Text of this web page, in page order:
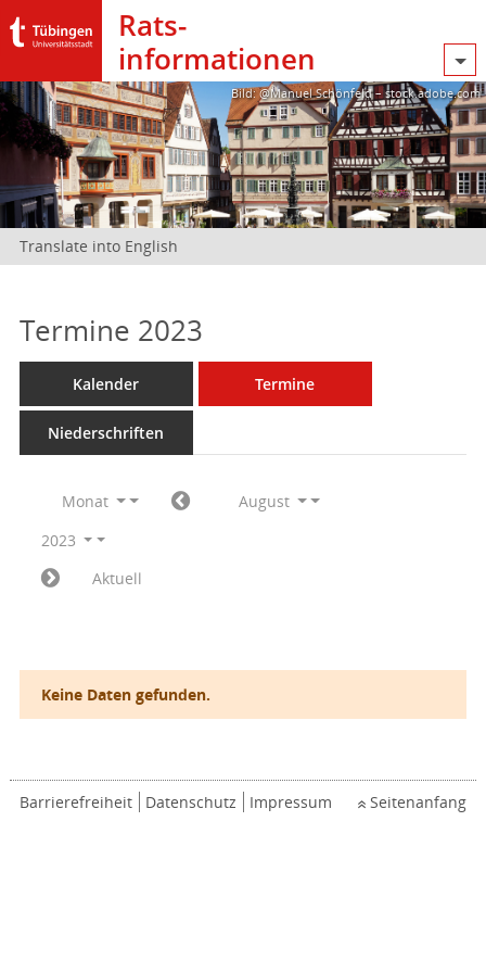
Rats­
informationen
Bild: @Manuel Schönfeld – stock.adobe.com
Translate into English
Termine 2023
Kalender Termine
Niederschriften
Monat
August
2023
Aktuell
Keine Daten gefunden.
Barrierefreiheit Datenschutz Impressum Seitenanfang